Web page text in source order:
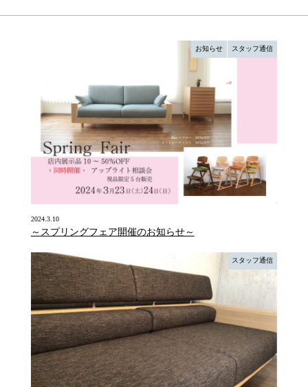
お知らせ スタッフ通信
2024.3.10
～スプリングフェア開催のお知らせ～
スタッフ通信